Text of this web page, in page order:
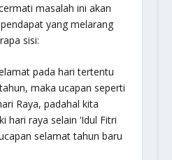
masalah ini akan
yang melarang
sisi:
pada hari tertentu
maka ucapan seperti
Raya, padahal kita
hari raya selain ‘Idul Fitri
selamat tahun baru